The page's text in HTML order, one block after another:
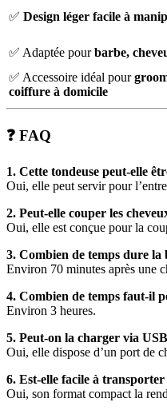
✅ Design léger facile à
✅ Adaptée pourbarbe,
✅ Accessoire idéal pour
coiffure à domicile
❓ FAQ
1. Cette tondeuse peut-elle
Oui, elle peut servir pour
2. Peut-elle couper les
Oui, elle est conçue pour la
3. Combien de temps dure la
Environ 70 minutes après une
4. Combien de temps faut-il
Environ 3 heures.
5. Peut-on la charger via
Oui, elle dispose d’un port de
6. Est-elle facile à transporter
Oui, son format compact la